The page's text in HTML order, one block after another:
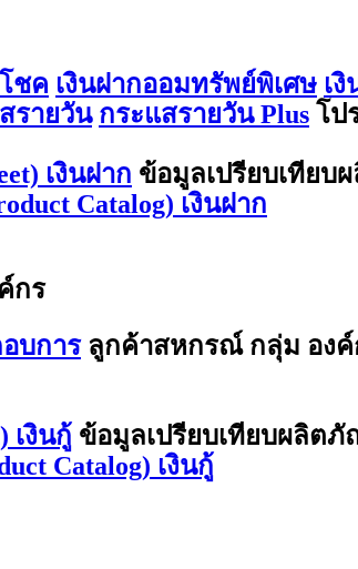
ชค เงินฝากออมทรัพย์พิเศษ เ
รายวัน กระแสรายวัน Plus โป
เงินฝาก ข้อมูลเปรียบเทีย
Catalog) เงินฝาก
กร
บการ ลูกค้าสหกรณ์ กลุ่ม องค์
เงินกู้ ข้อมูลเปรียบเทียบผลิต
Catalog) เงินกู้